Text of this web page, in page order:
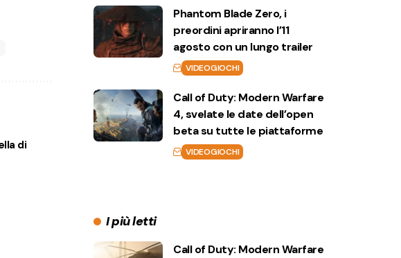
di
Phantom Blade Zero, i
preordini apriranno l’11
agosto con un lungo trailer
VIDEOGIOCHI
Call of Duty: Modern Warfare
4, svelate le date dell’open
beta su tutte le piattaforme
VIDEOGIOCHI
I più letti
Call of Duty: Modern Warfare